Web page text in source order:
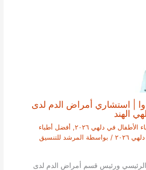
| استشاري أمراض الدم لدى
الهند
الأطفال في دلهي ٢٠٢٦ , أفضل أطباء
٢٠٢٦
/ بواسطة المرشد للتنسيق
الرئيسي ورئيس قسم أمراض الدم لدى